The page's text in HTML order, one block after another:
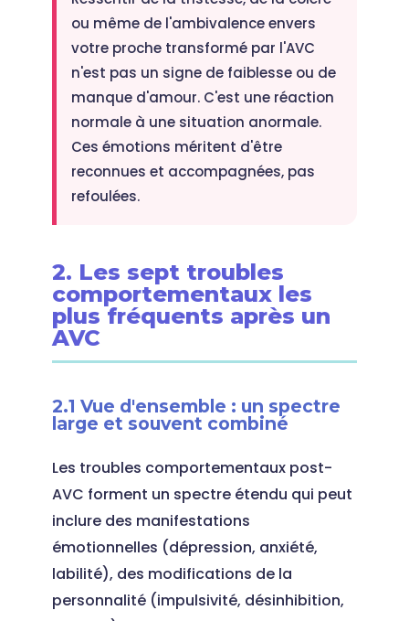
ou même de l'ambivalence envers
votre proche transformé par l'AVC
n'est pas un signe de faiblesse ou de
manque d'amour. C'est une réaction
normale à une situation anormale.
Ces émotions méritent d'être
reconnues et accompagnées, pas
refoulées.
2. Les sept troubles
comportementaux les
plus fréquents après un
AVC
2.1 Vue d'ensemble : un spectre
large et souvent combiné
Les troubles comportementaux post-
AVC forment un spectre étendu qui peut
inclure des manifestations
émotionnelles (dépression, anxiété,
labilité), des modifications de la
personnalité (impulsivité, désinhibition,